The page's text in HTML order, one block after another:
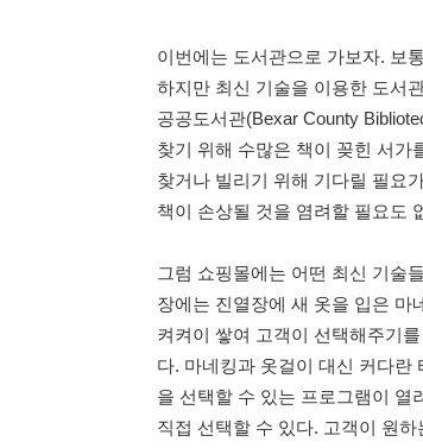
이번에는 도서관으로 가보자. 보
하지만 최신 기술을 이용한 도서
공공도서관(Bexar County
찾기 위해 수많은 책이 꽂힌 서가
찾거나 빌리기 위해 기다릴 필요
책이 손상될 것을 염려할 필요도
그럼 쇼핑몰에는 어떤 최신 기술
장에는 진열장에 새 옷을 입은 마
켜켜이 쌓여 고객이 선택해주기
다. 마네킹과 옷걸이 대신 커다란
을 선택할 수 있는 프로그램이 열
직접 선택할 수 있다. 고객이 원